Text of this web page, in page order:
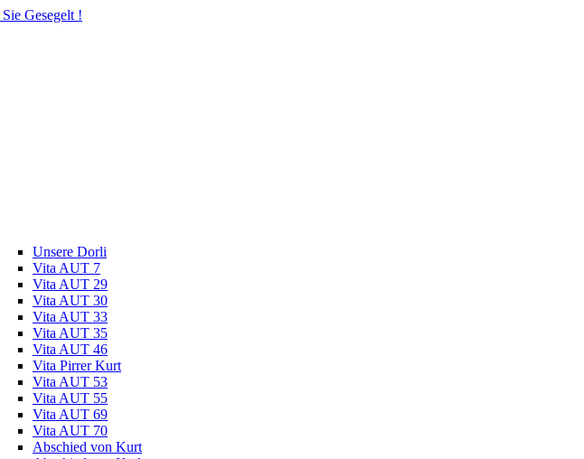
Unsere Dorli
Vita AUT 7
Vita AUT 29
Vita AUT 30
Vita AUT 33
Vita AUT 35
Vita AUT 46
Vita Pirrer Kurt
Vita AUT 53
Vita AUT 55
Vita AUT 69
Vita AUT 70
Abschied von Kurt